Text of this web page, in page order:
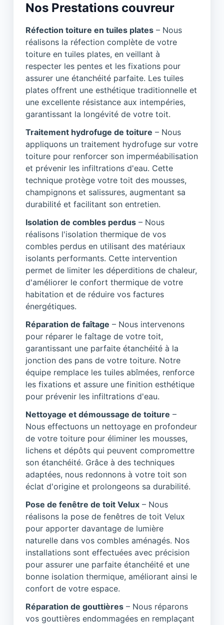
Nos Prestations couvreur
Réfection toiture en tuiles plates – Nous
réalisons la réfection complète de votre
toiture en tuiles plates, en veillant à
respecter les pentes et les fixations pour
assurer une étanchéité parfaite. Les tuiles
plates offrent une esthétique traditionnelle et
une excellente résistance aux intempéries,
garantissant la longévité de votre toit.
Traitement hydrofuge de toiture – Nous
appliquons un traitement hydrofuge sur votre
toiture pour renforcer son imperméabilisation
et prévenir les infiltrations d'eau. Cette
technique protège votre toit des mousses,
champignons et salissures, augmentant sa
durabilité et facilitant son entretien.
Isolation de combles perdus – Nous
réalisons l'isolation thermique de vos
combles perdus en utilisant des matériaux
isolants performants. Cette intervention
permet de limiter les déperditions de chaleur,
d'améliorer le confort thermique de votre
habitation et de réduire vos factures
énergétiques.
Réparation de faîtage – Nous intervenons
pour réparer le faîtage de votre toit,
garantissant une parfaite étanchéité à la
jonction des pans de votre toiture. Notre
équipe remplace les tuiles abîmées, renforce
les fixations et assure une finition esthétique
pour prévenir les infiltrations d'eau.
Nettoyage et démoussage de toiture –
Nous effectuons un nettoyage en profondeur
de votre toiture pour éliminer les mousses,
lichens et dépôts qui peuvent compromettre
son étanchéité. Grâce à des techniques
adaptées, nous redonnons à votre toit son
éclat d'origine et prolongeons sa durabilité.
Pose de fenêtre de toit Velux – Nous
réalisons la pose de fenêtres de toit Velux
pour apporter davantage de lumière
naturelle dans vos combles aménagés. Nos
installations sont effectuées avec précision
pour assurer une parfaite étanchéité et une
bonne isolation thermique, améliorant ainsi le
confort de votre espace.
Réparation de gouttières – Nous réparons
vos gouttières endommagées en remplaçant